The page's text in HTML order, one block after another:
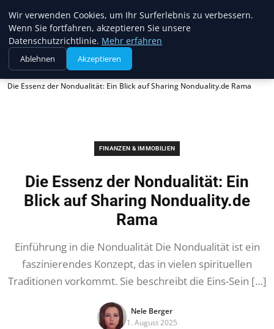
Web Recorder
Die Essenz der Nondualität: Ein Blick auf Sharing Nonduality.de Rama
FINANZEN & IMMOBILIEN
Die Essenz der Nondualität: Ein
Blick auf Sharing Nonduality.de
Rama
Einführung in die Nondualität Die Nondualität ist ein
faszinierendes Konzept, das in vielen spirituellen
Traditionen vorkommt. Sie beschreibt die Eins-Sein […]
Nele Berger
1. August 2025
Wir verwenden Cookies, um Ihr Surferlebnis zu verbessern.
Wenn Sie fortfahren, akzeptieren Sie unsere
Datenschutzrichtlinie. Mehr erfahren
Ablehnen Akzeptieren